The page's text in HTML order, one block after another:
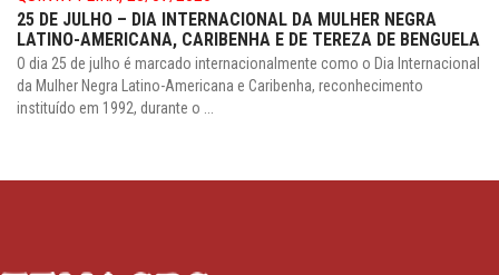
25 DE JULHO – DIA INTERNACIONAL DA MULHER NEGRA
LATINO-AMERICANA, CARIBENHA E DE TEREZA DE BENGUELA
O dia 25 de julho é marcado internacionalmente como o Dia Internacional
da Mulher Negra Latino-Americana e Caribenha, reconhecimento
instituído em 1992, durante o ...